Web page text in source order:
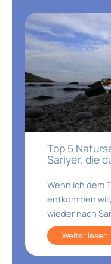
Top 5
Sariyer, die
Wenn ich dem
entkommen
wieder nach
Weiter lesen